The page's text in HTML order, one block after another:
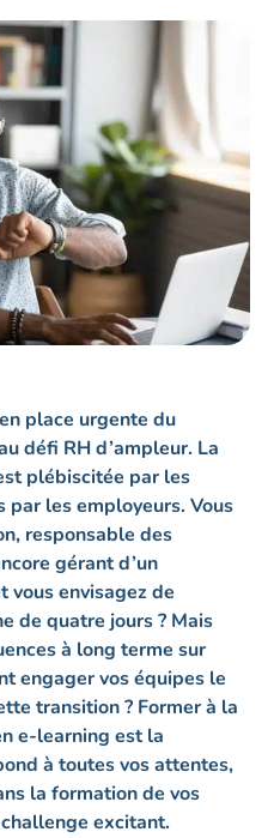
place urgente du
défi RH d’ampleur. La
plébiscitée par les
les employeurs. Vous
responsable des
gérant d’un
vous envisagez de
de quatre jours ? Mais
à long terme sur
engager vos équipes le
transition ? Former à la
e-learning est la
à toutes vos attentes,
la formation de vos
excitant.